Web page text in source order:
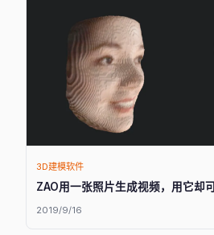
3D建模软件
ZAO用一张照片生成视频，用它却
2019/9/16